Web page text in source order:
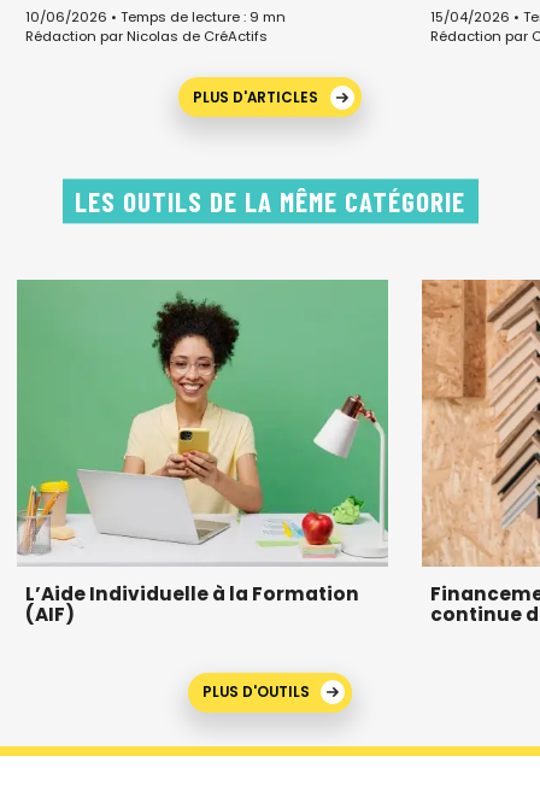
10/06/2026 • Temps de lecture : 9 mn
Rédaction par Nicolas de CréActifs
15/04/2026 •
Rédaction par
PLUS D'ARTICLES
LES OUTILS DE LA MÊME CATÉGORIE
L’Aide Individuelle à la Formation
(AIF)
continue
PLUS D'OUTILS